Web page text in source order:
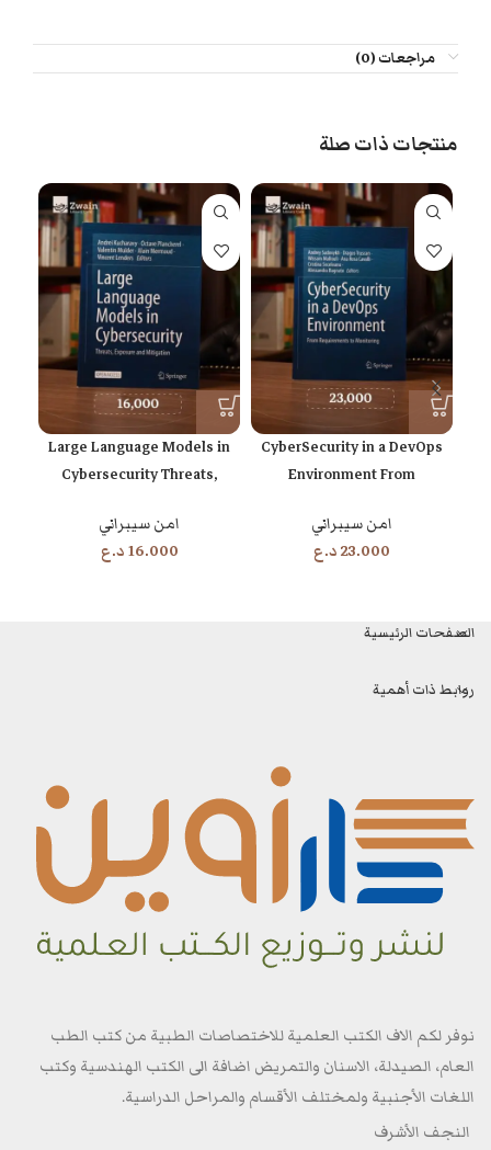
مراجعات (0)
منتجات ذات صلة
CyberSecurity in a DevOps
Environment From
امن سيبراني
23.000د.ع
Large Language Models in
Cybersecurity Threats,
امن سيبراني
16.000د.ع
الصفحات الرئيسية
روابط ذات أهمية
نوفر لكم الاف الكتب العلمية للاختصاصات الطبية من كتب الطب
العام، الصيدلة، الاسنان والتمريض اضافة الى الكتب الهندسية وكتب
اللغات الأجنبية ولمختلف الأقسام والمراحل الدراسية.
النجف الأشرف